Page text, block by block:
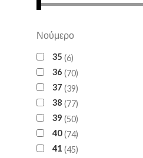
Νούμερο
35 6
36 70
37 39
38 77
39 50
40 74
41 45